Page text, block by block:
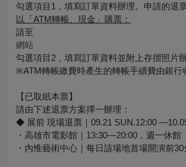
勾選項目1，填寫訂單資料辦理。申請的退
以「ATM轉帳、現金」購票：
請至
網站
勾選項目2，填寫訂單資料並附上存摺照片
※ATM轉帳繳費時產生的轉帳手續費由銀行
【已取紙本票】
請由下述退票方案擇一辦理：
◆ 展前 現場退票｜09.21 SUN.12:00
・高雄市電影館｜13:30—20:00，週一休館
・內惟藝術中心｜每日該場地首場開演前